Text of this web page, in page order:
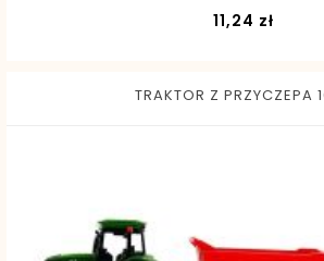
11,24 złCena
TRAKTOR Z PRZYCZEPA